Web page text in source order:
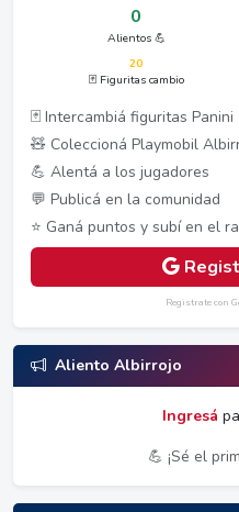
0
Alientos 💪
20
🃏 Figuritas cambio
🃏 Intercambiá figuritas Panini
🧸 Coleccioná Playmobil
💪 Alentá a los jugadores
💬 Publicá en la comunidad
⭐ Ganá puntos y subí en el
Registrate con
Aliento Albirrojo
Ingresá
💪 ¡Sé el